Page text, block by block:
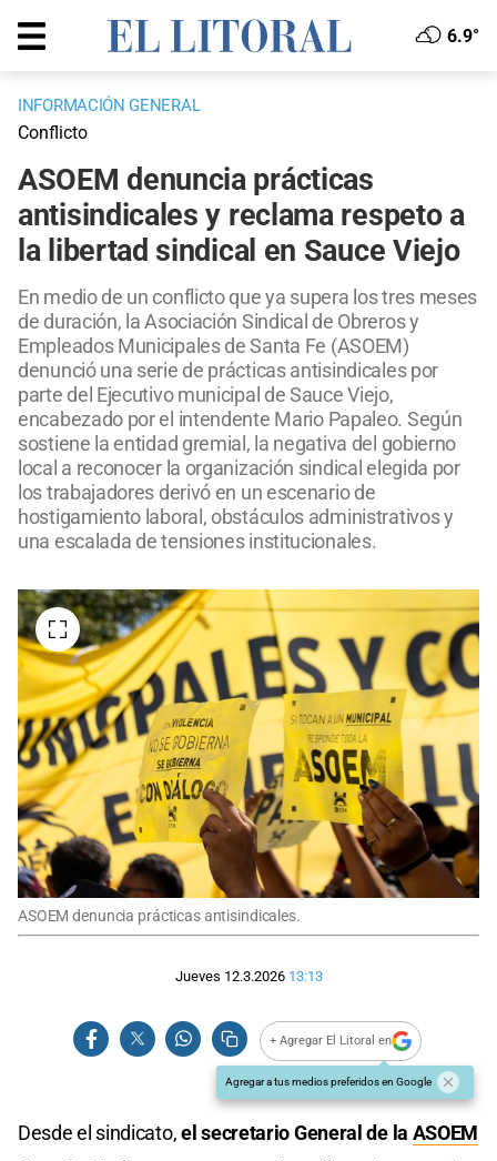
6.9°
INFORMACIÓN GENERAL
Conflicto
ASOEM denuncia prácticas
antisindicales y reclama respeto a
la libertad sindical en Sauce Viejo
En medio de un conflicto que ya supera los tres meses
de duración, la Asociación Sindical de Obreros y
Empleados Municipales de Santa Fe (ASOEM)
denunció una serie de prácticas antisindicales por
parte del Ejecutivo municipal de Sauce Viejo,
encabezado por el intendente Mario Papaleo. Según
sostiene la entidad gremial, la negativa del gobierno
local a reconocer la organización sindical elegida por
los trabajadores derivó en un escenario de
hostigamiento laboral, obstáculos administrativos y
una escalada de tensiones institucionales.
ASOEM denuncia prácticas antisindicales.
Jueves 12.3.2026 13:13
+ Agregar El Litoral en
Agregar a tus medios preferidos en Google
Desde el sindicato,el secretario General de la ASOEM